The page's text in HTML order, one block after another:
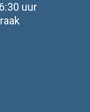
uur